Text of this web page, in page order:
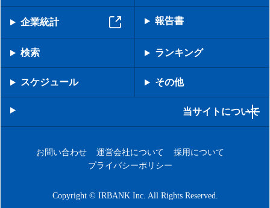
企業統計 報告書
検索 ランキング
スケジュール その他
当サイトについて
お問い合わせ 運営会社について
採用について
プライバシーポリシー
Copyright © IRBANK Inc. All Rights Reserved.